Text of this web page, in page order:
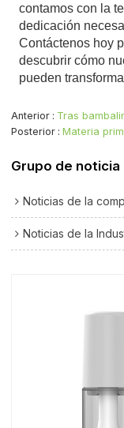
contamos con la
dedicación
Contáctenos hoy
descubrir cómo
pueden
Anterior
Posterior
Grupo de noticia
Noticias de la
Noticias de la